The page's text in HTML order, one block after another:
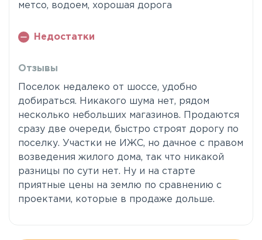
метсо, водоем, хорошая дорога
Недостатки
Отзывы
Поселок недалеко от шоссе, удобно
добираться. Никакого шума нет, рядом
несколько небольших магазинов. Продаются
сразу две очереди, быстро строят дорогу по
поселку. Участки не ИЖС, но дачное с правом
возведения жилого дома, так что никакой
разницы по сути нет. Ну и на старте
приятные цены на землю по сравнению с
проектами, которые в продаже дольше.